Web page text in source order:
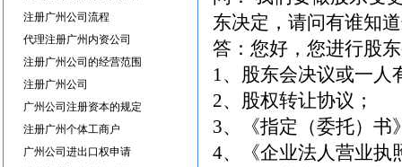
注册广州公司流程
代理注册广州内资公司
注册广州公司的经营范围
注册广州公司
广州公司注册资本的规定
注册广州个体工商户
广州公司进出口权申请
东决定，请问有谁知
答：您好，您进行股
1、股东会决议或一人
2、股权转让协议；
3、《指定（委托）书
4、《企业法人营业执